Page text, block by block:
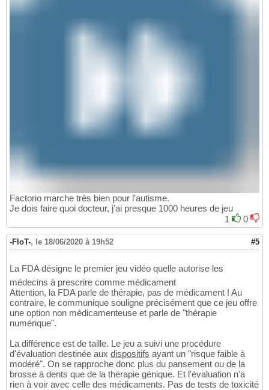
Factorio marche très bien pour l'autisme.
Je dois faire quoi docteur, j'ai presque 1000 heures de jeu
1
0
-FloT-, le 18/06/2020 à 19h52 #5
La FDA désigne le premier jeu vidéo quelle autorise les
médecins à prescrire comme médicament
Attention, la FDA parle de thérapie, pas de médicament ! Au
contraire, le communique souligne précisément que ce jeu offre
une option non médicamenteuse et parle de "thérapie
numérique".
La différence est de taille. Le jeu a suivi une procédure
d'évaluation destinée aux dispositifs ayant un "risque faible à
modéré". On se rapproche donc plus du pansement ou de la
brosse à dents que de la thérapie génique. Et l'évaluation n'a
rien à voir avec celle des médicaments. Pas de tests de toxicité